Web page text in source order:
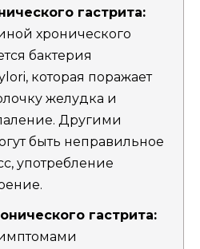
гастрита:
хронического
бактерия
которая поражает
желудка и
Другими
быть неправильное
употребление
гастрита: